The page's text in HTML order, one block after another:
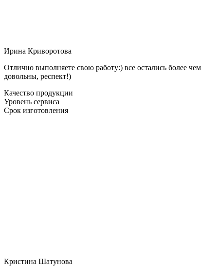
Ирина Криворотова
Отлично выполняете свою работу:) все остались более чем
довольны, респект!)
Качество продукции
Уровень сервиса
Срок изготовления
Кристина Шатунова